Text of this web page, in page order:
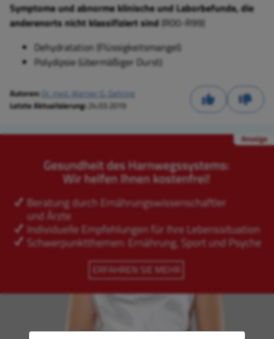
Symptome und abnorme klinische und Laborbefunde, die
anderenorts nicht klassifiziert sind(R00-R99)
Dehydratation (Flüssigkeitsmangel)
Polydipsie (übermäßiger Durst)
Autoren: Dr. med. Werner G. Gehring
Letzte Aktualisierung: 24.03.2019